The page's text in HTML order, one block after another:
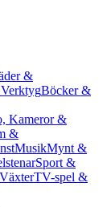
&
Böcker &
Kameror &
&
MusikMynt &
Sport &
TV-spel &